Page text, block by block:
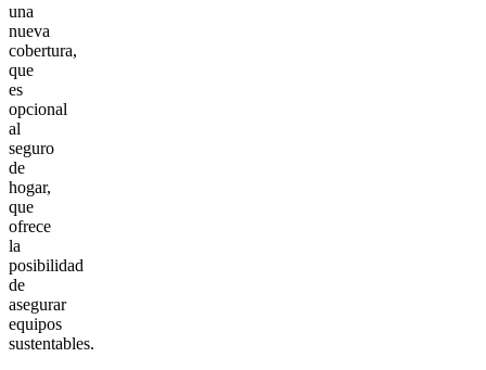
una
nueva
cobertura,
que
es
opcional
al
seguro
de
hogar,
que
ofrece
la
posibilidad
de
asegurar
equipos
sustentables.